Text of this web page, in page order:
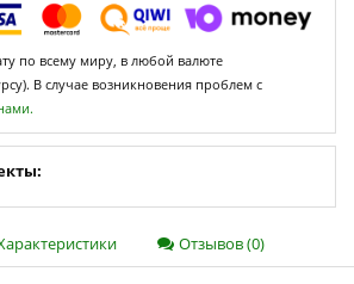
по всему миру, в любой валюте
В случае возникновения проблем с
Отзывов (0)